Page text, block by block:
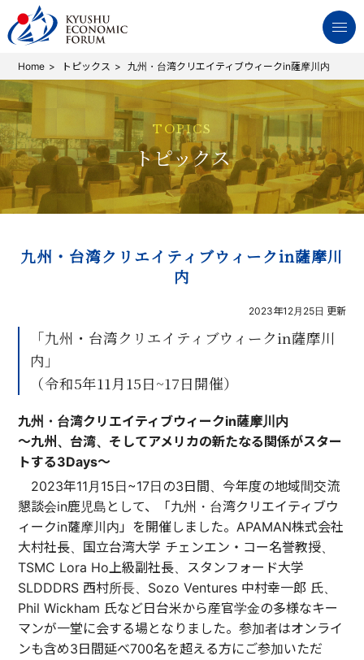
Home トピックス 九州・台湾クリエイティブウィークin薩摩川内
TOPICS
トピックス
九州・台湾クリエイティブウィークin薩摩川
内
2023年12月25日 更新
「九州・台湾クリエイティブウィークin薩摩川
内」
（令和5年11月15日~17日開催）
九州・台湾クリエイティブウィークin薩摩川内
～九州、台湾、そしてアメリカの新たなる関係がスター
トする3Days～
2023年11月15日~17日の3日間、今年度の地域間交流
懇談会in鹿児島として、「九州・台湾クリエイティブウ
ィークin薩摩川内」を開催しました。APAMAN株式会社
大村社長、国立台湾大学 チェンエン・コー名誉教授、
TSMC Lora Ho上級副社長、スタンフォード大学
SLDDDRS 西村所長、Sozo Ventures 中村幸一郎 氏、
Phil Wickham 氏など日台米から産官学金の多様なキー
マンが一堂に会する場となりました。参加者はオンライ
ンも含め3日間延べ700名を超える方にご参加いただ